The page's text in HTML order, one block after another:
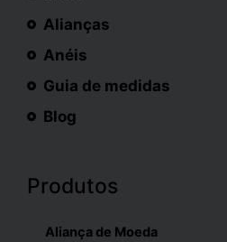
Alianças
Anéis
Guia de medidas
Blog
Produtos
Aliança de Moeda